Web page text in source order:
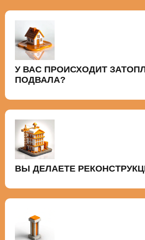
У ВАС ПРОИСХОДИТ
ПОДВАЛА?
ВЫ ДЕЛАЕТЕ